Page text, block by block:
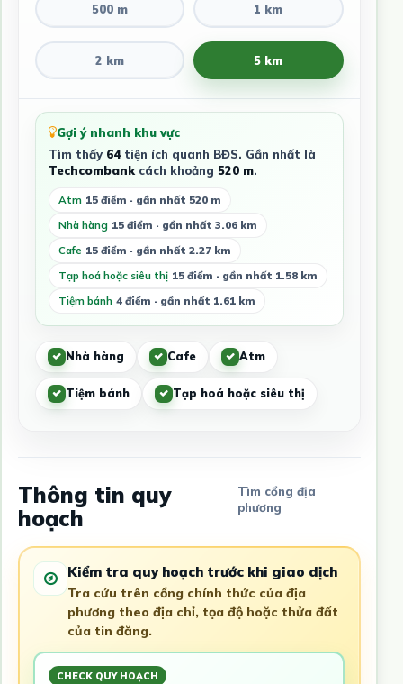
500 m 1 km
2 km 5 km
Gợi ý nhanh khu vực
Tìm thấy 64tiện ích quanh BĐS. Gần nhất là
Techcombankcách khoảng 520 m.
Atm 15 điểm · gần nhất 520 m
Nhà hàng 15 điểm · gần nhất 3.06 km
Cafe 15 điểm · gần nhất 2.27 km
Tạp hoá hoặc siêu thị 15 điểm · gần nhất 1.58 km
Tiệm bánh 4 điểm · gần nhất 1.61 km
Nhà hàng Cafe Atm
Tiệm bánh Tạp hoá hoặc siêu thị
Thông tin quy
hoạch
Tìm cổng địa
phương
Kiểm tra quy hoạch trước khi giao dịch
Tra cứu trên cổng chính thức của địa
phương theo địa chỉ, tọa độ hoặc thửa đất
của tin đăng.
CHECK QUY HOẠCH